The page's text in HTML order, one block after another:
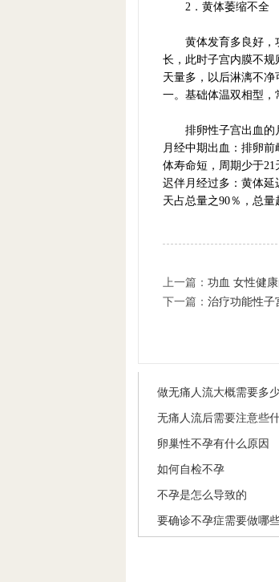
2．黄体萎缩不全
黄体发育多良好，功
长，此时子宫内膜不
天量多，以后淋漓不
一。基础体温双相型，
排卵性子宫出血的月
月经中期出血：排卵
体寿命短，周期少于
迟伴月经过多：黄体
天占总量之90％，总量
上一篇： 功血 女性健
下一篇： 治疗功能性子
做无痛人流大概需要多
无痛人流后需要注意些
卵巢性不孕有什么原因
如何自检不孕
不孕是怎么导致的
要确诊不孕症需要做哪